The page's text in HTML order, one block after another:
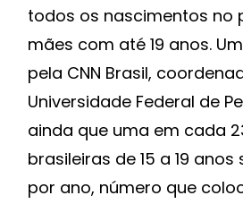
todos os nascimentos no
mães com até 19 anos.
pela CNN Brasil,
Universidade Federal de
ainda que uma em cada
brasileiras de 15 a 19
por ano, número que